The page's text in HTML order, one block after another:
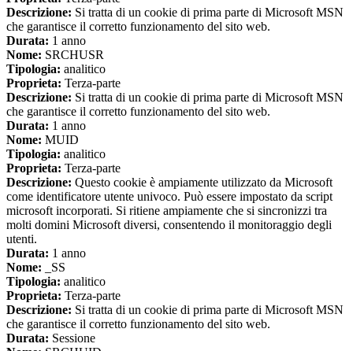
Descrizione: Si tratta di un cookie di prima parte di Microsoft MSN
che garantisce il corretto funzionamento del sito web.
Durata: 1 anno
Nome: SRCHUSR
Tipologia: analitico
Proprieta: Terza-parte
Descrizione: Si tratta di un cookie di prima parte di Microsoft MSN
che garantisce il corretto funzionamento del sito web.
Durata: 1 anno
Nome: MUID
Tipologia: analitico
Proprieta: Terza-parte
Descrizione: Questo cookie è ampiamente utilizzato da Microsoft
come identificatore utente univoco. Può essere impostato da script
microsoft incorporati. Si ritiene ampiamente che si sincronizzi tra
molti domini Microsoft diversi, consentendo il monitoraggio degli
utenti.
Durata: 1 anno
Nome: _SS
Tipologia: analitico
Proprieta: Terza-parte
Descrizione: Si tratta di un cookie di prima parte di Microsoft MSN
che garantisce il corretto funzionamento del sito web.
Durata: Sessione